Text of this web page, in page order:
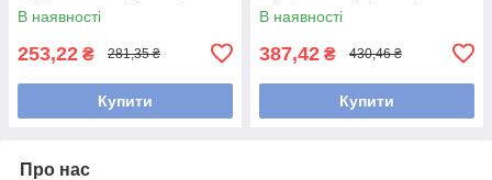
В наявності
253,22 ₴ 281,35 ₴
Купити
В наявності
387,42 ₴ 430,46 ₴
Купити
Про нас